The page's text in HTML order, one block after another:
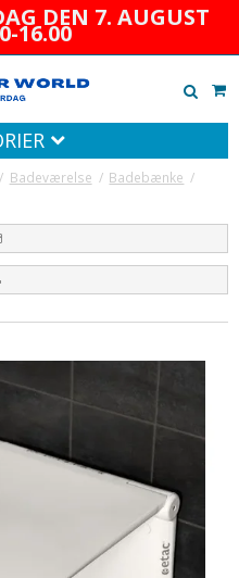
DEN 7. AUGUST
16.00
/ Badeværelse / Badebænke /